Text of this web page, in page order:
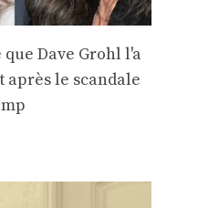
Dave Grohl l'a
le scandale